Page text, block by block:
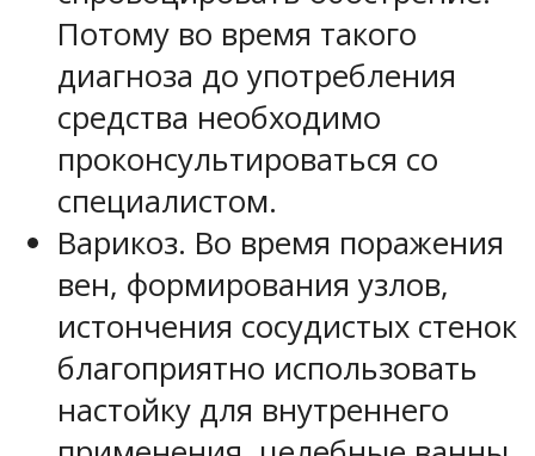
Потому во время такого
диагноза до употребления
средства необходимо
проконсультироваться со
специалистом.
Варикоз. Во время поражения
вен, формирования узлов,
истончения сосудистых стенок
благоприятно использовать
настойку для внутреннего